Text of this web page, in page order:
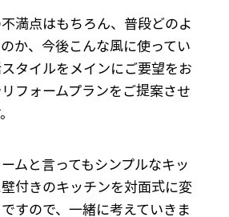
満点はもちろん、普段どのよ
か、今後こんな風に使ってい
タイルをメインにご要望をお
フォームプランをご提案させ
ムと言ってもシンプルなキッ
付きのキッチンを対面式に変
すので、一緒に考えていきま